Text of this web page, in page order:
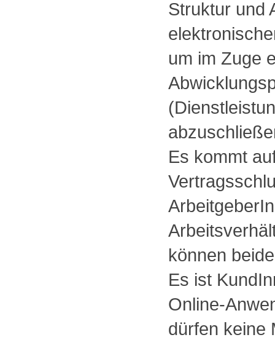
Struktur und
um im Zuge
Es kommt
können
Es ist
Online-
dürfen keine